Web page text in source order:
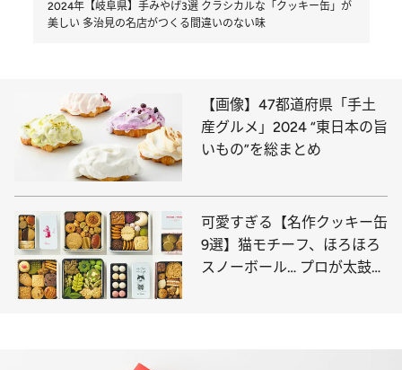
2024年【岐阜県】手みやげ3選 クラシカルな「クッキー缶」が
美しい 多治見の名店がつくる間違いのない味
【画像】47都道府県「手土
産グルメ」2024 “東日本の旨
いもの”を総まとめ
可愛すぎる【名作クッキー缶
9選】猫モチーフ、ほろほろ
スノーボール… プロが太鼓判